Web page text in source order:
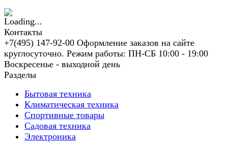
Контакты
+7(495) 147-92-00 Оформление заказов на сайте
круглосуточно. Режим работы: ПН-СБ 10:00 - 19:00
Воскресенье - выходной день
Разделы
Бытовая техника
Климатическая техника
Спортивные товары
Садовая техника
Электроника